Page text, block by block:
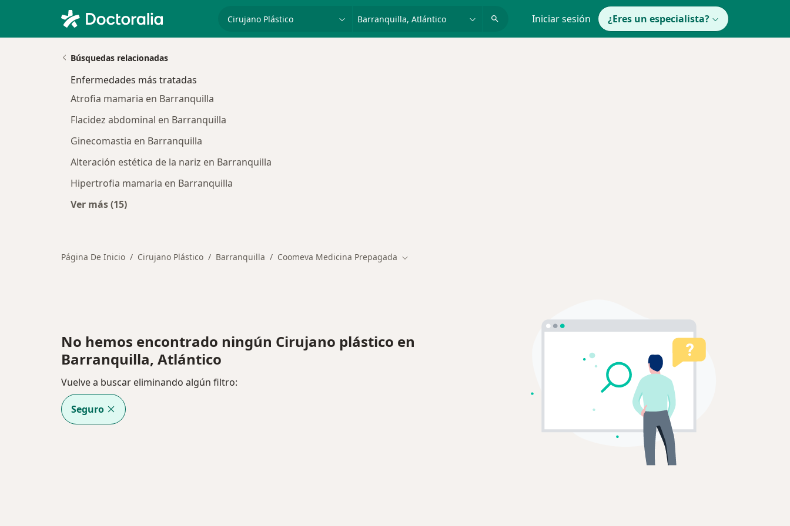
especialidad, enfermedad o nombre Iniciar sesión ¿Eres un especialista?
Búsquedas relacionadas
Enfermedades más tratadas
Atrofia mamaria en Barranquilla
Flacidez abdominal en Barranquilla
Ginecomastia en Barranquilla
Alteración estética de la nariz en Barranquilla
Hipertrofia mamaria en Barranquilla
Ver más (15)
Página De Inicio Cirujano Plástico Barranquilla Coomeva Medicina Prepagada Cambiar de ciudad
No hemos encontrado ningún Cirujano plástico en
Barranquilla, Atlántico
Vuelve a buscar eliminando algún filtro:
Seguro